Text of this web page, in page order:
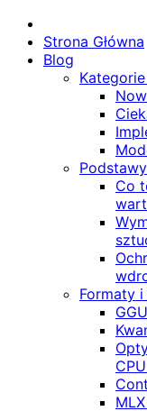
Strona Główna
Blog
Co
Formaty